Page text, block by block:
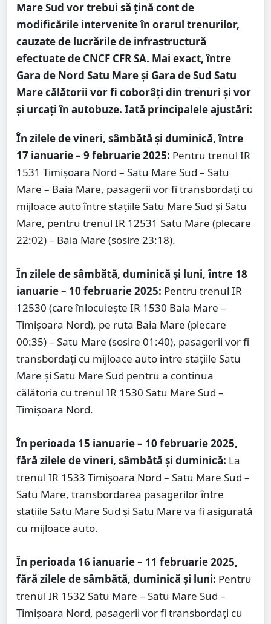
Mare Sud vor trebui să țină cont de
modificările intervenite în orarul trenurilor,
cauzate de lucrările de infrastructură
efectuate de CNCF CFR SA. Mai exact, între
Gara de Nord Satu Mare și Gara de Sud Satu
Mare călătorii vor fi coborâți din trenuri și vor
și urcați în autobuze. Iată principalele ajustări:
În zilele de vineri, sâmbătă și duminică, între
17 ianuarie – 9 februarie 2025: Pentru trenul IR
1531 Timișoara Nord – Satu Mare Sud – Satu
Mare – Baia Mare, pasagerii vor fi transbordați cu
mijloace auto între stațiile Satu Mare Sud și Satu
Mare, pentru trenul IR 12531 Satu Mare (plecare
22:02) – Baia Mare (sosire 23:18).
În zilele de sâmbătă, duminică și luni, între 18
ianuarie – 10 februarie 2025: Pentru trenul IR
12530 (care înlocuiește IR 1530 Baia Mare –
Timișoara Nord), pe ruta Baia Mare (plecare
00:35) – Satu Mare (sosire 01:40), pasagerii vor fi
transbordați cu mijloace auto între stațiile Satu
Mare și Satu Mare Sud pentru a continua
călătoria cu trenul IR 1530 Satu Mare Sud –
Timișoara Nord.
În perioada 15 ianuarie – 10 februarie 2025,
fără zilele de vineri, sâmbătă și duminică: La
trenul IR 1533 Timișoara Nord – Satu Mare Sud –
Satu Mare, transbordarea pasagerilor între
stațiile Satu Mare Sud și Satu Mare va fi asigurată
cu mijloace auto.
În perioada 16 ianuarie – 11 februarie 2025,
fără zilele de sâmbătă, duminică și luni: Pentru
trenul IR 1532 Satu Mare – Satu Mare Sud –
Timișoara Nord, pasagerii vor fi transbordați cu